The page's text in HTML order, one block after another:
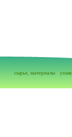
сырье, материалы